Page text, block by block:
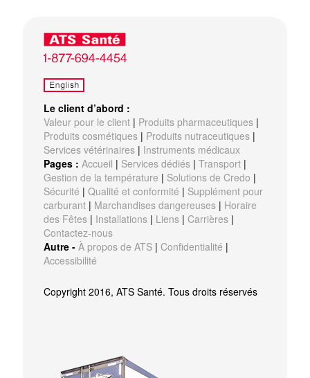
Le client d’abord :
Valeur pour le client | Produits pharmaceutiques |
Produits cosmétiques | Produits nutraceutiques |
Services vétérinaires | Instruments médicaux
Pages : Accueil | Services dédiés |Transport |
Gestion de la température | Solutions de Credo |
Sécurité |Qualité et conformité | Supplément pour
carburant | Marchandises dangereuses | Horaire
des Fêtes | Installations | Liens |Carrières |
Contactez-nous
Autre -À propos de ATS |Confidentialité |
Accessibilité
Copyright 2016, ATS Santé. Tous droits réservés